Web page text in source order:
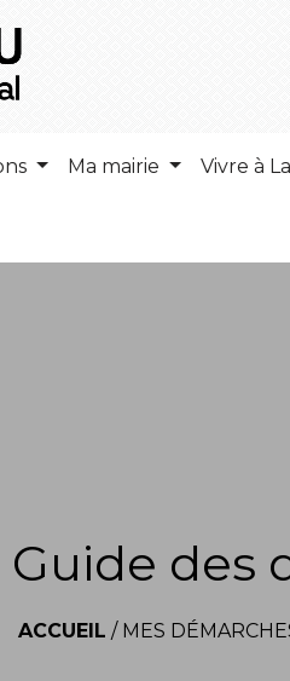
Ma mairie Vivre à
Guide des
ACCUEIL / MES